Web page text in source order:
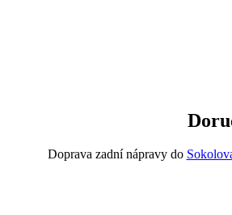
Doprava zadní nápravy do